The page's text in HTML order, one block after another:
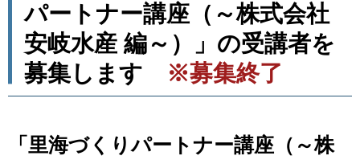
パートナー講座（～株式会社
安岐水産 編～）」の受講者を
募集します
※募集終了
「里海づくりパートナー講座（～株